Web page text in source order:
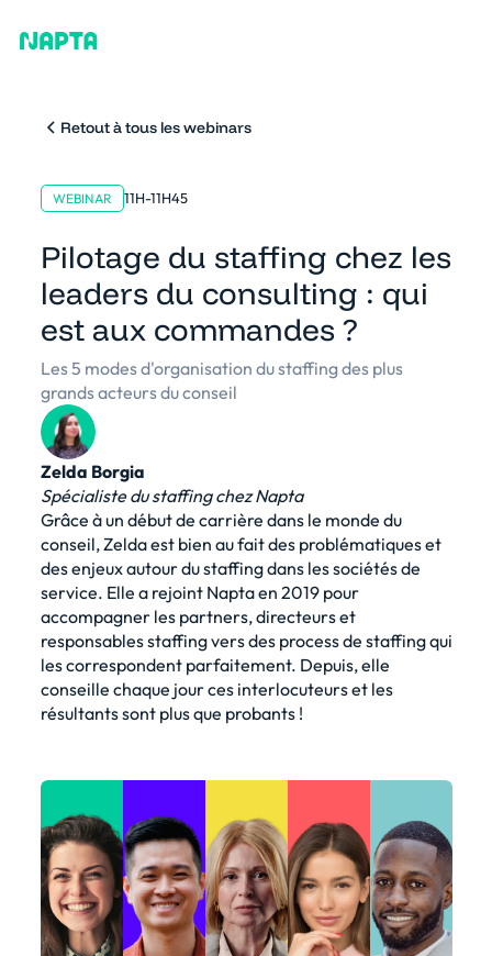
Retout à tous les webinars
WEBINAR 11H-11H45
Pilotage du staffing chez les
leaders du consulting : qui
est aux commandes ?
Les 5 modes d'organisation du staffing des plus
grands acteurs du conseil
Zelda Borgia
Spécialiste du staffing chez Napta
Grâce à un début de carrière dans le monde du
conseil, Zelda est bien au fait des problématiques et
des enjeux autour du staffing dans les sociétés de
service. Elle a rejoint Napta en 2019 pour
accompagner les partners, directeurs et
responsables staffing vers des process de staffing qui
les correspondent parfaitement. Depuis, elle
conseille chaque jour ces interlocuteurs et les
résultants sont plus que probants !